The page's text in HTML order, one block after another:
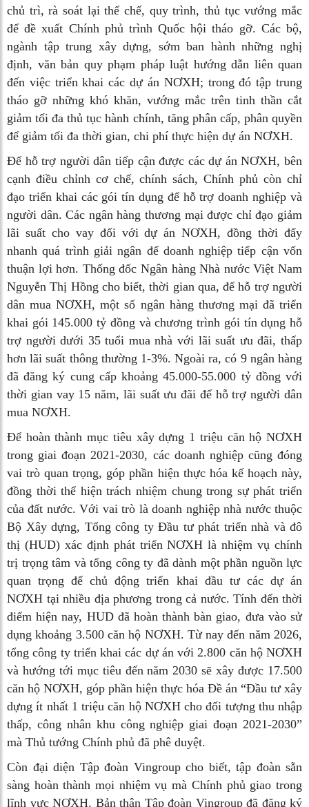
chủ trì, rà soát lại thể chế, quy trình, thủ tục vướng mắc
để đề xuất Chính phủ trình Quốc hội tháo gỡ. Các bộ,
ngành tập trung xây dựng, sớm ban hành những nghị
định, văn bản quy phạm pháp luật hướng dẫn liên quan
đến việc triển khai các dự án NƠXH; trong đó tập trung
tháo gỡ những khó khăn, vướng mắc trên tinh thần cắt
giảm tối đa thủ tục hành chính, tăng phân cấp, phân quyền
để giảm tối đa thời gian, chi phí thực hiện dự án NƠXH.
Để hỗ trợ người dân tiếp cận được các dự án NƠXH, bên
cạnh điều chỉnh cơ chế, chính sách, Chính phủ còn chỉ
đạo triển khai các gói tín dụng để hỗ trợ doanh nghiệp và
người dân. Các ngân hàng thương mại được chỉ đạo giảm
lãi suất cho vay đối với dự án NƠXH, đồng thời đẩy
nhanh quá trình giải ngân để doanh nghiệp tiếp cận vốn
thuận lợi hơn. Thống đốc Ngân hàng Nhà nước Việt Nam
Nguyễn Thị Hồng cho biết, thời gian qua, để hỗ trợ người
dân mua NƠXH, một số ngân hàng thương mại đã triển
khai gói 145.000 tỷ đồng và chương trình gói tín dụng hỗ
trợ người dưới 35 tuổi mua nhà với lãi suất ưu đãi, thấp
hơn lãi suất thông thường 1-3%. Ngoài ra, có 9 ngân hàng
đã đăng ký cung cấp khoảng 45.000-55.000 tỷ đồng với
thời gian vay 15 năm, lãi suất ưu đãi để hỗ trợ người dân
mua NƠXH.
Để hoàn thành mục tiêu xây dựng 1 triệu căn hộ NƠXH
trong giai đoạn 2021-2030, các doanh nghiệp cũng đóng
vai trò quan trọng, góp phần hiện thực hóa kế hoạch này,
đồng thời thể hiện trách nhiệm chung trong sự phát triển
của đất nước. Với vai trò là doanh nghiệp nhà nước thuộc
Bộ Xây dựng, Tổng công ty Đầu tư phát triển nhà và đô
thị (HUD) xác định phát triển NƠXH là nhiệm vụ chính
trị trọng tâm và tổng công ty đã dành một phần nguồn lực
quan trọng để chủ động triển khai đầu tư các dự án
NƠXH tại nhiều địa phương trong cả nước. Tính đến thời
điểm hiện nay, HUD đã hoàn thành bàn giao, đưa vào sử
dụng khoảng 3.500 căn hộ NƠXH. Từ nay đến năm 2026,
tổng công ty triển khai các dự án với 2.800 căn hộ NƠXH
và hướng tới mục tiêu đến năm 2030 sẽ xây được 17.500
căn hộ NƠXH, góp phần hiện thực hóa Đề án “Đầu tư xây
dựng ít nhất 1 triệu căn hộ NƠXH cho đối tượng thu nhập
thấp, công nhân khu công nghiệp giai đoạn 2021-2030”
mà Thủ tướng Chính phủ đã phê duyệt.
Còn đại diện Tập đoàn Vingroup cho biết, tập đoàn sẵn
sàng hoàn thành mọi nhiệm vụ mà Chính phủ giao trong
lĩnh vực NƠXH. Bản thân Tập đoàn Vingroup đã đăng ký